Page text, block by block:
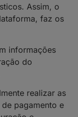
Assim, o
faz os
informações
do
realizar as
pagamento e